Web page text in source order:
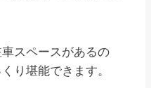
スペースがあるの
り堪能できます。